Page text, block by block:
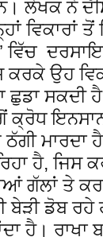
ਲੇਖਕ ਨੇ
ਵਿਕਾਰਾਂ
ਵਿੱਚ
ਕਰਕੇ ਉਹ
ਛੁਡਾ ਸਕਦੀ
ਕ੍ਰੋਧ
ਮਾਰਦਾ
ਹੈ,
ਗੱਲਾਂ ਤੇ
ਬੇੜੀ ਡੋਬ
ਹੈ। ਰਾਖਾ